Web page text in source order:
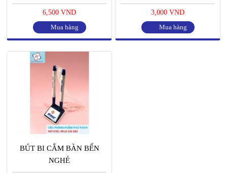
6,500 VND
Mua hàng
3,000 VND
Mua hàng
BÚT BI CẮM BÀN BẾN
NGHÉ